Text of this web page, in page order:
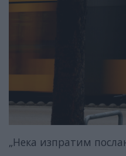
„Нека изпратим